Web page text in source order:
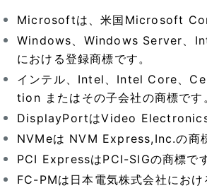
Microsoftは、米国Microsoft
Windows、Windows Server、
における登録商標です。
インテル、Intel、Intel Core、
tion またはその子会社の商標です
DisplayPortはVideo
NVMeは NVM Express,Inc.の商
PCI ExpressはPCI-SIGの商標です
FC-PMは日本電気株式会社におけ